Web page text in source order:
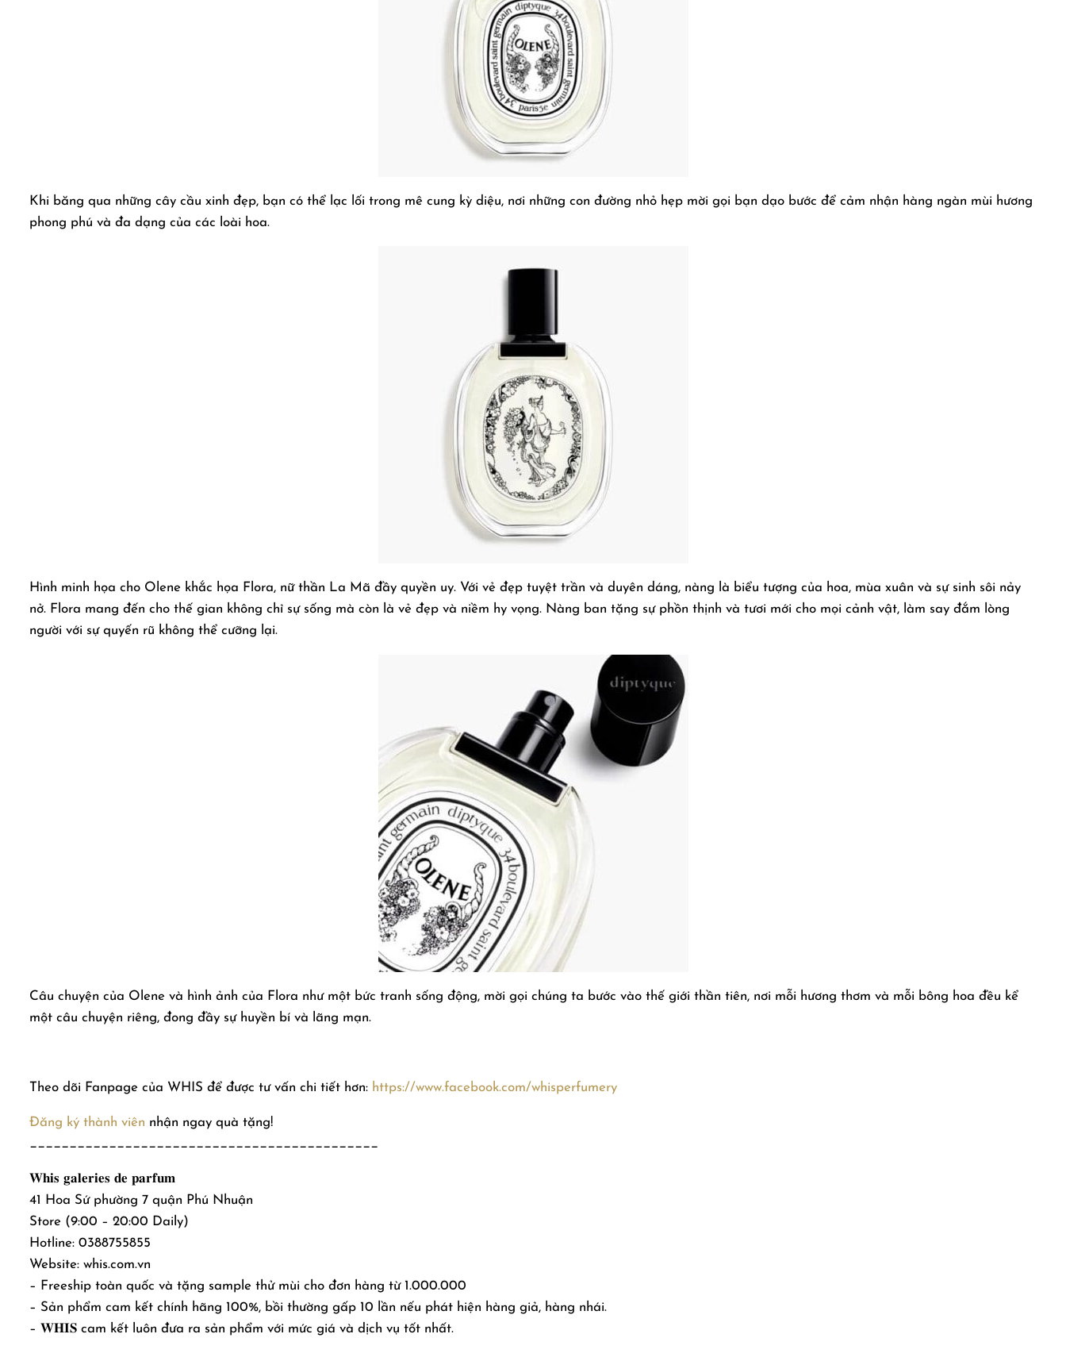
Khi băng qua những cây cầu xinh đẹp, bạn có thể lạc lối trong mê cung kỳ diệu, nơi những con đường nhỏ hẹp mời gọi bạn dạo bước để cảm nhận hàng ngàn mùi hương
phong phú và đa dạng của các loài hoa.
Hình minh họa cho Olene khắc họa Flora, nữ thần La Mã đầy quyền uy. Với vẻ đẹp tuyệt trần và duyên dáng, nàng là biểu tượng của hoa, mùa xuân và sự sinh sôi nảy
nở. Flora mang đến cho thế gian không chỉ sự sống mà còn là vẻ đẹp và niềm hy vọng. Nàng ban tặng sự phồn thịnh và tươi mới cho mọi cảnh vật, làm say đắm lòng
người với sự quyến rũ không thể cưỡng lại.
Câu chuyện của Olene và hình ảnh của Flora như một bức tranh sống động, mời gọi chúng ta bước vào thế giới thần tiên, nơi mỗi hương thơm và mỗi bông hoa đều kể
một câu chuyện riêng, đong đầy sự huyền bí và lãng mạn.
Theo dõi Fanpage của WHIS để được tư vấn chi tiết hơn: https://www.facebook.com/whisperfumery
Đăng ký thành viên nhận ngay quà tặng!
____________________________________________
𝐖𝐡𝐢𝐬 𝐠𝐚𝐥𝐞𝐫𝐢𝐞𝐬 𝐝𝐞 𝐩𝐚𝐫𝐟𝐮𝐦
41 Hoa Sứ phường 7 quận Phú Nhuận
Store (9:00 – 20:00 Daily)
Hotline: 0388755855
Website: whis.com.vn
– Freeship toàn quốc và tặng sample thử mùi cho đơn hàng từ 1.000.000
– Sản phẩm cam kết chính hãng 100%, bồi thường gấp 10 lần nếu phát hiện hàng giả, hàng nhái.
– 𝐖𝐇𝐈𝐒 cam kết luôn đưa ra sản phẩm với mức giá và dịch vụ tốt nhất.